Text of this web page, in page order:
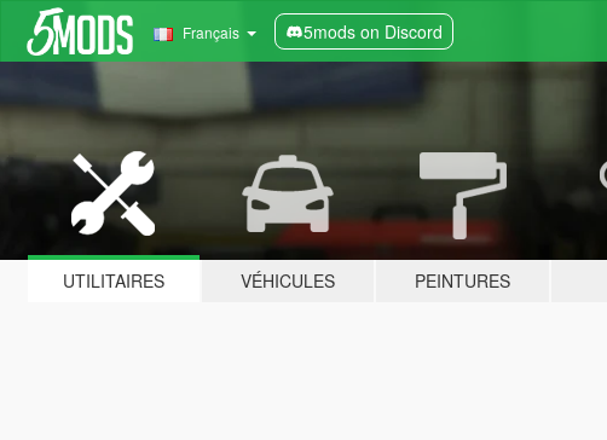
Français 5mods on Discord
UTILITAIRES VÉHICULES PEINTURES